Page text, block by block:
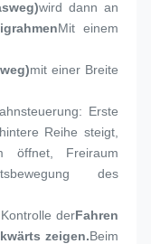
wird dann an
Mit einem
mit einer Breite
Erste
Reihe steigt,
öffnet, Freiraum
des
derFahren
zeigen.Beim